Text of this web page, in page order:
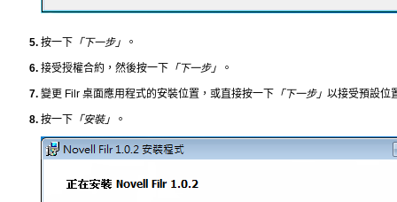
按一下 「下一步」 。
接受授權合約，然後按一下 「下一步」 。
變更 Filr 桌面應用程式的安裝位置，或直接按一下 「下一步」 以接受預設位
按一下 「安裝」 。